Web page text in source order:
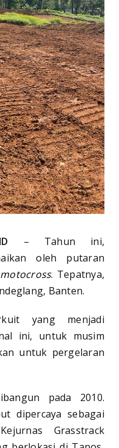
– Tahun ini,
oleh putaran
motocross. Tepatnya,
Banten.
yang menjadi
ini, untuk musim
untuk pergelaran
pada 2010.
dipercaya sebagai
Grasstrack